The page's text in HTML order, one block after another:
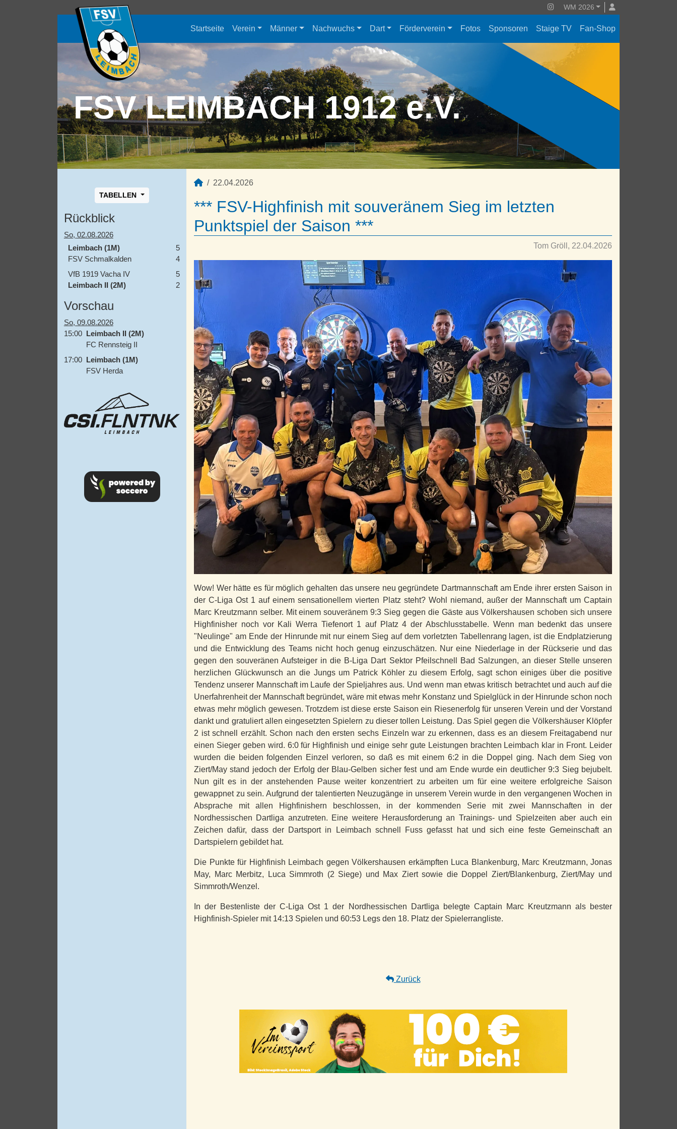
WM 2026
Startseite Verein Männer Nachwuchs Dart Förderverein Fotos Sponsoren Staige TV Fan-Shop
FSV LEIMBACH 1912 e.V.
TABELLEN
Rückblick
So, 02.08.2026
Leimbach (1M)
5
FSV Schmalkalden
4
VfB 1919 Vacha IV
5
Leimbach II (2M)
2
Vorschau
So, 09.08.2026
15:00 Leimbach II (2M)
FC Rennsteig II
17:00 Leimbach (1M)
FSV Herda
22.04.2026
*** FSV-Highfinish mit souveränem Sieg im letzten
Punktspiel der Saison ***
Tom Gröll, 22.04.2026
Wow! Wer hätte es für möglich gehalten das unsere neu gegründete Dartmannschaft am Ende ihrer ersten Saison in
der C-Liga Ost 1 auf einem sensationellem vierten Platz steht? Wohl niemand, außer der Mannschaft um Captain
Marc Kreutzmann selber. Mit einem souveränem 9:3 Sieg gegen die Gäste aus Völkershausen schoben sich unsere
Highfinisher noch vor Kali Werra Tiefenort 1 auf Platz 4 der Abschlusstabelle. Wenn man bedenkt das unsere
"Neulinge" am Ende der Hinrunde mit nur einem Sieg auf dem vorletzten Tabellenrang lagen, ist die Endplatzierung
und die Entwicklung des Teams nicht hoch genug einzuschätzen. Nur eine Niederlage in der Rückserie und das
gegen den souveränen Aufsteiger in die B-Liga Dart Sektor Pfeilschnell Bad Salzungen, an dieser Stelle unseren
herzlichen Glückwunsch an die Jungs um Patrick Köhler zu diesem Erfolg, sagt schon einiges über die positive
Tendenz unserer Mannschaft im Laufe der Spieljahres aus. Und wenn man etwas kritisch betrachtet und auch auf die
Unerfahrenheit der Mannschaft begründet, wäre mit etwas mehr Konstanz und Spielglück in der Hinrunde schon noch
etwas mehr möglich gewesen. Trotzdem ist diese erste Saison ein Riesenerfolg für unseren Verein und der Vorstand
dankt und gratuliert allen eingesetzten Spielern zu dieser tollen Leistung. Das Spiel gegen die Völkershäuser Klöpfer
2 ist schnell erzählt. Schon nach den ersten sechs Einzeln war zu erkennen, dass es an diesem Freitagabend nur
einen Sieger geben wird. 6:0 für Highfinish und einige sehr gute Leistungen brachten Leimbach klar in Front. Leider
wurden die beiden folgenden Einzel verloren, so daß es mit einem 6:2 in die Doppel ging. Nach dem Sieg von
Ziert/May stand jedoch der Erfolg der Blau-Gelben sicher fest und am Ende wurde ein deutlicher 9:3 Sieg bejubelt.
Nun gilt es in der anstehenden Pause weiter konzentriert zu arbeiten um für eine weitere erfolgreiche Saison
gewappnet zu sein. Aufgrund der talentierten Neuzugänge in unserem Verein wurde in den vergangenen Wochen in
Absprache mit allen Highfinishern beschlossen, in der kommenden Serie mit zwei Mannschaften in der
Nordhessischen Dartliga anzutreten. Eine weitere Herausforderung an Trainings- und Spielzeiten aber auch ein
Zeichen dafür, dass der Dartsport in Leimbach schnell Fuss gefasst hat und sich eine feste Gemeinschaft an
Dartspielern gebildet hat.
Die Punkte für Highfinish Leimbach gegen Völkershausen erkämpften Luca Blankenburg, Marc Kreutzmann, Jonas
May, Marc Merbitz, Luca Simmroth (2 Siege) und Max Ziert sowie die Doppel Ziert/Blankenburg, Ziert/May und
Simmroth/Wenzel.
In der Bestenliste der C-Liga Ost 1 der Nordhessischen Dartliga belegte Captain Marc Kreutzmann als bester
Highfinish-Spieler mit 14:13 Spielen und 60:53 Legs den 18. Platz der Spielerrangliste.
Zurück